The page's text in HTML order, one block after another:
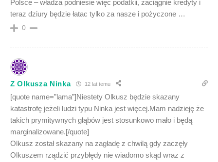
Polsce – władza podniesie więc podatkii, zaciągnie kredyty i
teraz dziury będzie łatac tylko za nasze i pożyczone …
0
Z Olkusza Ninka 12 lat temu
[quote name=”lama”]Niestety Olkusz będzie skazany
katastrofę jeżeli ludzi typu Ninka jest więcej.Mam nadzieję że
takich prymitywnych głąbów jest stosunkowo mało i będą
marginalizowane.[/quote]
Olkusz został skazany na zagładę z chwilą gdy zaczęły
Olkuszem rządzić przybłędy nie wiadomo skąd wraz z